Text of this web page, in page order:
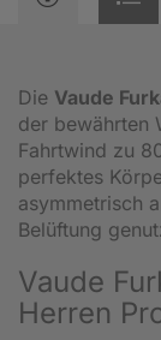
Die Vaude
der bewährten
Fahrtwind zu
perfektes
asymmetrisch
Belüftung
Vaude
Herren